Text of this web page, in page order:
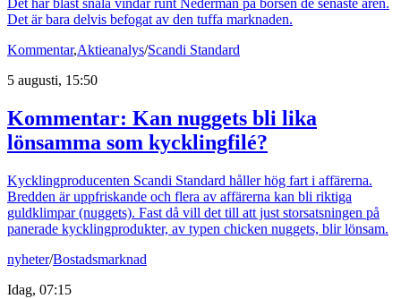
Det har blåst snåla vindar runt Nederman på börsen de senaste åren.
Det är bara delvis befogat av den tuffa marknaden.
Kommentar,Aktieanalys/Scandi Standard
5 augusti, 15:50
Kommentar: Kan nuggets bli lika
lönsamma som kycklingfilé?
Kycklingproducenten Scandi Standard håller hög fart i affärerna.
Bredden är uppfriskande och flera av affärerna kan bli riktiga
guldklimpar (nuggets). Fast då vill det till att just storsatsningen på
panerade kycklingprodukter, av typen chicken nuggets, blir lönsam.
nyheter/Bostadsmarknad
Idag, 07:15